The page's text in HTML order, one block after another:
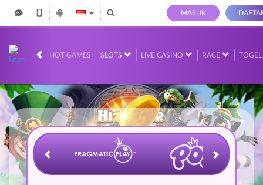
MASUK
HOT GAMES SLOTS LIVE CASINO RACE
IDR